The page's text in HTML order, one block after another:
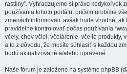
rastliny”. Vyhradzujeme si právo kedykoľvek
používania tohoto portálu, pričom urobíme
zmenách informovali, avšak bude vhodné, ak
pravidelne kontrolovať počas používania
včely, chov včiel, včelárenie, včelie produkty,
a to z dôvodu, že musíte súhlasiť s každou
budú aktualizované a/alebo upravené.
Naše fórum je založené na systéme phpBB